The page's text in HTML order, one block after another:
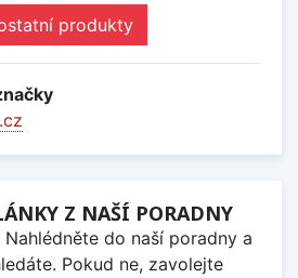
produkty
Z NAŠÍ PORADNY
do naší poradny a
Pokud ne, zavolejte